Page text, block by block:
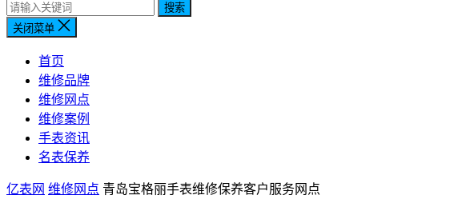
搜索
关闭菜单
首页
维修品牌
维修网点
维修案例
手表资讯
名表保养
亿表网 维修网点 青岛宝格丽手表维修保养客户服务网点